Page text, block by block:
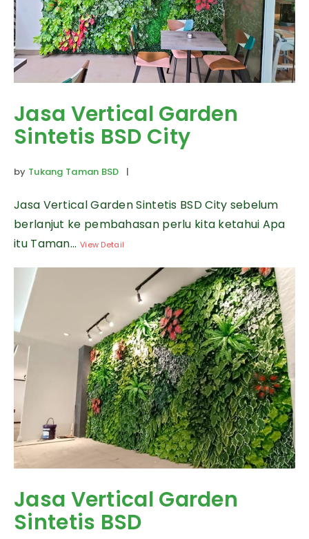
Jasa Vertical Garden
Sintetis BSD City
by Tukang Taman BSD |
Jasa Vertical Garden Sintetis BSD City sebelum
berlanjut ke pembahasan perlu kita ketahui Apa
itu Taman... View Detail
Jasa Vertical Garden
Sintetis BSD